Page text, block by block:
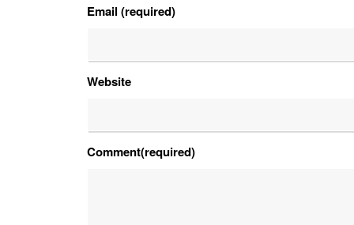
Email (required)
Website
Comment(required)